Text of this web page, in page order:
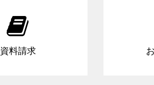

資料請求